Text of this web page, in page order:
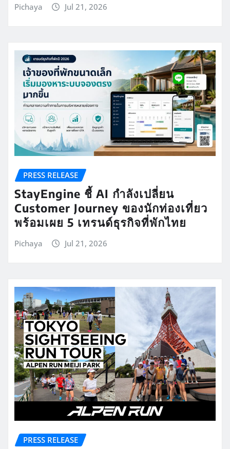
Pichaya Jul 21, 2026
PRESS RELEASE
StayEngine ชี้ AI กำลังเปลี่ยน
Customer Journey ของนักท่องเที่ยว
พร้อมเผย 5 เทรนด์ธุรกิจที่พักไทย
Pichaya Jul 21, 2026
PRESS RELEASE